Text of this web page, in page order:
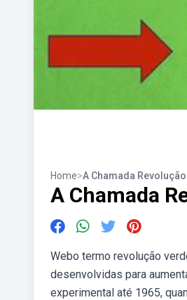
Home>A Chamada
A Chamada
Webo termo revolução
desenvolvidas para
experimental até 1965,